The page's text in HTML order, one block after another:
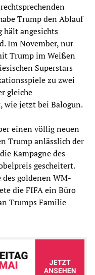
Trump den Ablauf
hält angesichts
Im November, nur
Trump im Weißen
Superstars
zu zwei
gleiche
wie jetzt bei Balogun.
einen völlig neuen
Trump anlässlich der
Kampagne des
gescheitert.
goldenen WM-
die FIFA ein Büro
Trumps Familie